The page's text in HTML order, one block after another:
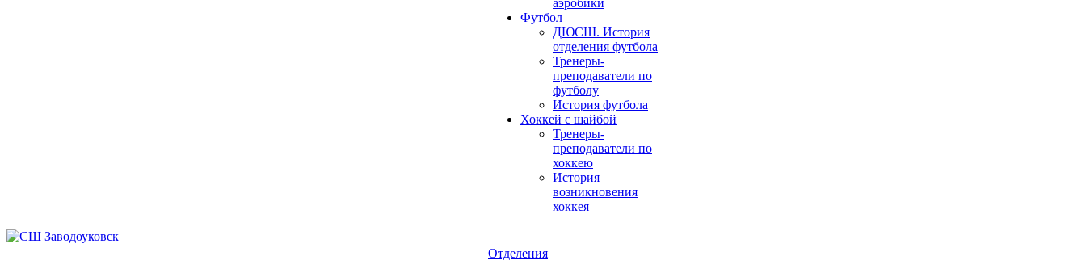
аэробики
Футбол
ДЮСШ. История
отделения футбола
Тренеры-
преподаватели по
футболу
История футбола
Хоккей с шайбой
Тренеры-
преподаватели по
хоккею
История
возникновения
хоккея
Отделения